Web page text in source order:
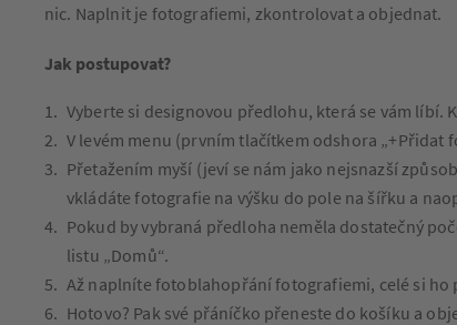
nic. Naplnit je fotografiemi, zkontrolovat a objednat.
Jak postupovat?
Vyberte si designovou předlohu, která se vám líbí.
V levém menu (prvním tlačítkem odshora
Přetažením myší (jeví se nám jako nejsnazší
vkládáte fotografie na výšku do pole na šířku a
Pokud by vybraná předloha neměla dostatečný
listu „Domů“.
Až naplníte fotoblahopřání fotografiemi, celé si ho
Hotovo? Pak své přáníčko přeneste do košíku a